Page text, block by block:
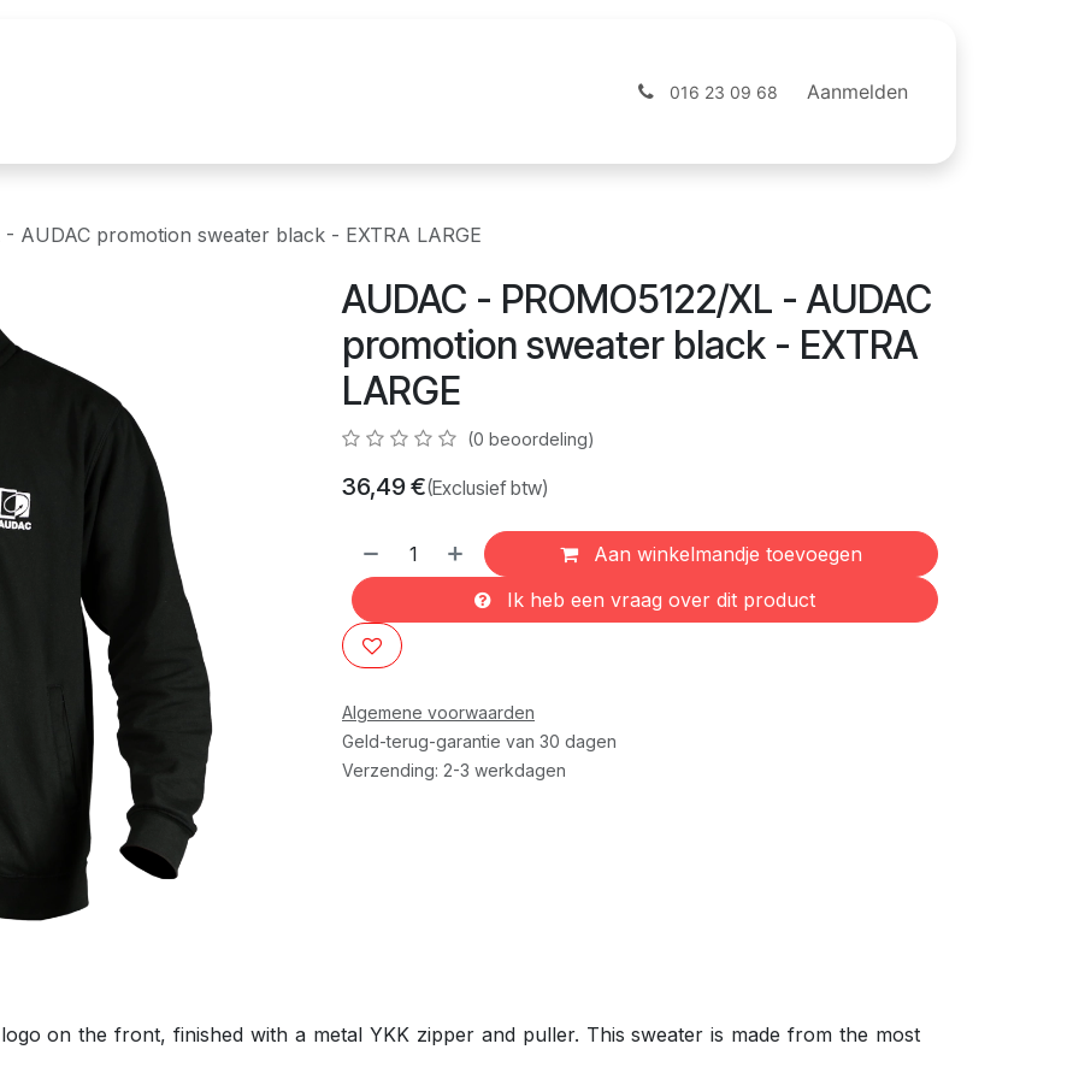
Webshop
016 23 09 68 Aanmelden
- AUDAC promotion sweater black - EXTRA LARGE
AUDAC - PROMO5122/XL - AUDAC
promotion sweater black - EXTRA
LARGE
(0 beoordeling)
36,49€(Exclusief btw)
Aan winkelmandje toevoegen
Ik heb een vraag over dit product
Algemene voorwaarden
Geld-terug-garantie van 30 dagen
Verzending: 2-3 werkdagen
on the front, finished with a metal YKK zipper and puller. This sweater is made from the most